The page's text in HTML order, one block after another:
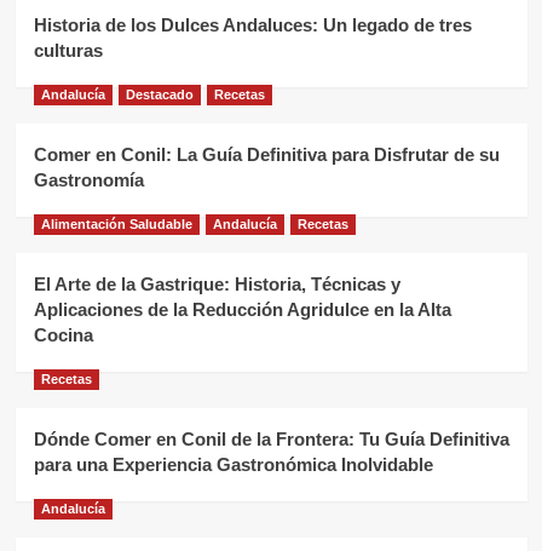
Historia de los Dulces Andaluces: Un legado de tres
culturas
Andalucía Destacado Recetas
Comer en Conil: La Guía Definitiva para Disfrutar de su
Gastronomía
Alimentación Saludable Andalucía Recetas
El Arte de la Gastrique: Historia, Técnicas y
Aplicaciones de la Reducción Agridulce en la Alta
Cocina
Recetas
Dónde Comer en Conil de la Frontera: Tu Guía Definitiva
para una Experiencia Gastronómica Inolvidable
Andalucía